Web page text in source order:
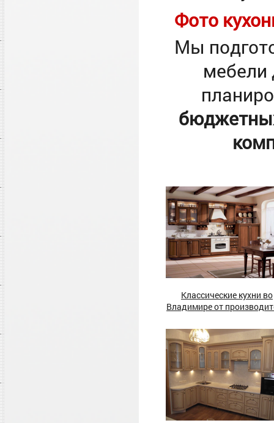
Фото
Мы
мебели
Классические кухни во
Владимире от